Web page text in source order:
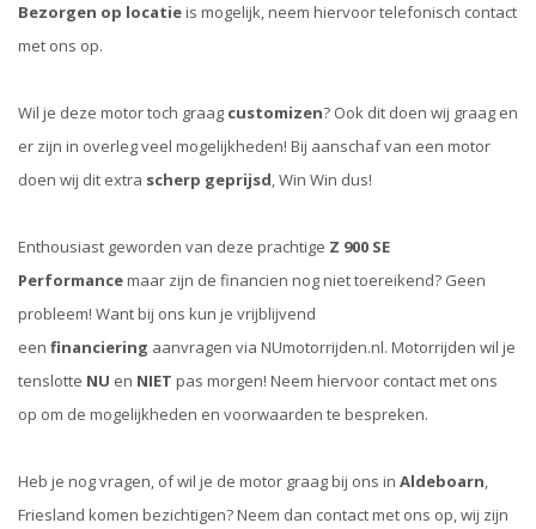
Bezorgen op locatieis mogelijk, neem hiervoor telefonisch contact
met ons op.
Wil je deze motor toch graag customizen? Ook dit doen wij graag en
er zijn in overleg veel mogelijkheden! Bij aanschaf van een motor
doen wij dit extra scherp geprijsd, Win Win dus!
Enthousiast geworden van deze prachtige Z 900 SE
Performancemaar zijn de financien nog niet toereikend? Geen
probleem! Want bij ons kun je vrijblijvend
een financiering aanvragen via NUmotorrijden.nl. Motorrijden wil je
tenslotte NU en NIET pas morgen! Neem hiervoor contact met ons
op om de mogelijkheden en voorwaarden te bespreken.
Heb je nog vragen, of wil je de motor graag bij ons in Aldeboarn,
Friesland komen bezichtigen? Neem dan contact met ons op, wij zijn